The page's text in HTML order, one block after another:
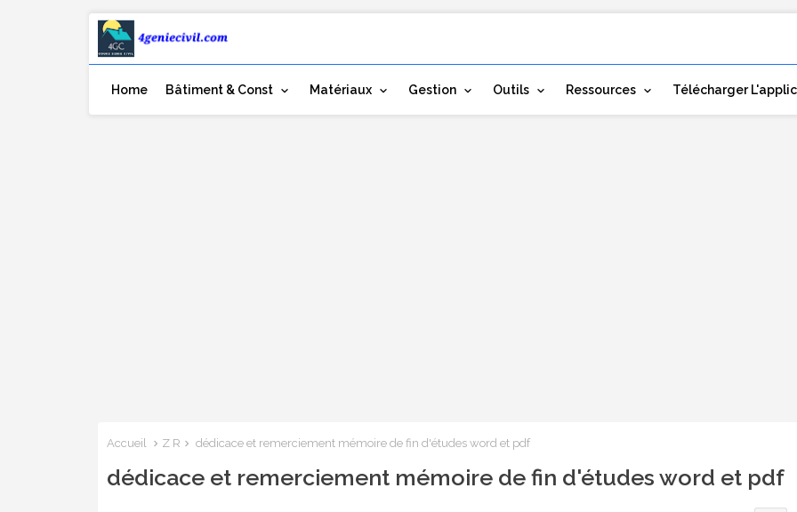
Home Bâtiment & Const Matériaux Gestion Outils Ressources Télécharger
Accueil Z R dédicace et remerciement mémoire de fin d'études word et pdf
dédicace et remerciement mémoire de fin d'études word et pdf